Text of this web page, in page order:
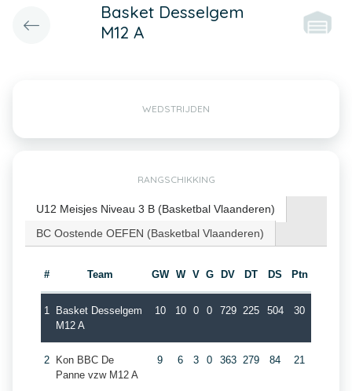
Basket Desselgem
M12 A
WEDSTRIJDEN
RANGSCHIKKING
U12 Meisjes Niveau 3 B (Basketbal Vlaanderen)
BC Oostende OEFEN (Basketbal Vlaanderen)
# Team GW W V G DV DT DS Ptn
1
Basket Desselgem
M12 A
10 10 0 0 729 225 504 30
2
Kon BBC De
Panne vzw M12 A
9 6 3 0 363 279 84 21